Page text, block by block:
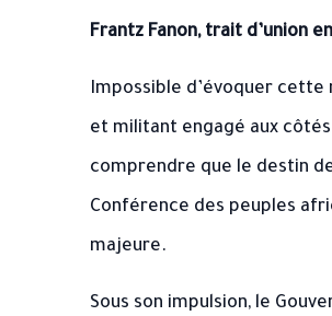
Frantz Fanon, trait d’union
Impossible d’évoquer cette
et militant engagé aux
comprendre que le destin
Conférence des peuples
majeure.
Sous son impulsion, le